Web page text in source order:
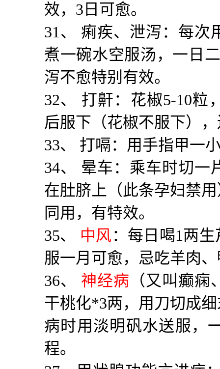
效， 3 日可愈。
31 、 痢疾、泄泻：每次
煮一碗水空服汤，一日
泻不愈特别有效。
32、 打鼾：花椒5-10粒
后服下（花椒不服下）
33、 打嗝：用手指甲一
34、 晕车：乘车时切一
在肚脐上（此条孕妇禁
同用，有特效。
35、 中风 ：每日喝1 两生
服一月可愈，忌吃羊肉
36、 神经病 （又叫癫
干桃化*3两，用刀切成
病时用淡明矾水送服，
程。